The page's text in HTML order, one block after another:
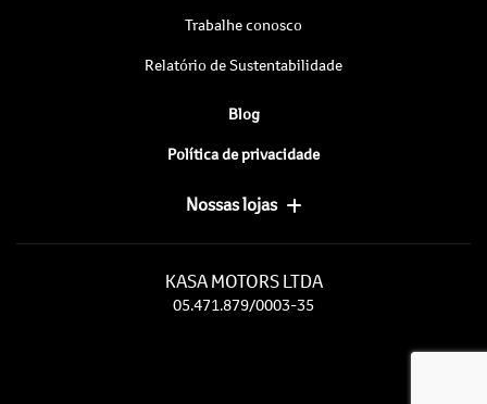
Trabalhe conosco
Relatório de Sustentabilidade
Blog
Política de privacidade
Nossas lojas
KASA MOTORS LTDA
05.471.879/0003-35